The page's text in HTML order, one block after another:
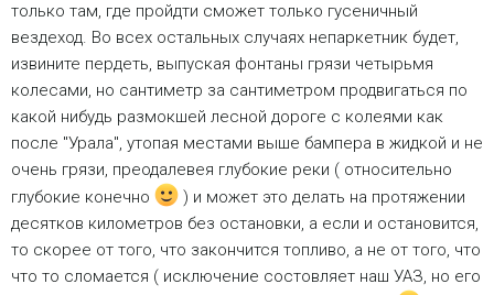
только там, где пройдти сможет только гусеничный
вездеход. Во всех остальных случаях непаркетник будет,
извините пердеть, выпуская фонтаны грязи четырьмя
колесами, но сантиметр за сантиметром продвигаться по
какой нибудь размокшей лесной дороге с колеями как
после "Урала", утопая местами выше бампера в жидкой и не
очень грязи, преодалевея глубокие реки ( относительно
глубокие конечно
) и может это делать на протяжении
десятков километров без остановки, а если и остановится,
то скорее от того, что закончится топливо, а не от того, что
что то сломается ( исключение состовляет наш УАЗ, но его